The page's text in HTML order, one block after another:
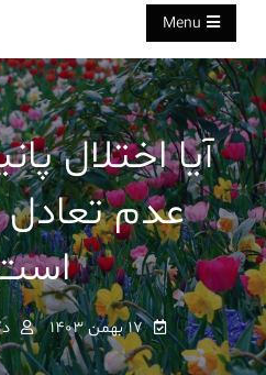
Menu
آیا اختلال
عدم
۱۷ بهمن ۱۴۰۳